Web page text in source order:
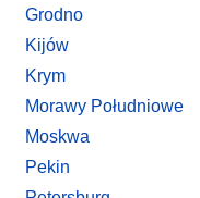
Grodno
Kijów
Krym
Morawy Południowe
Moskwa
Pekin